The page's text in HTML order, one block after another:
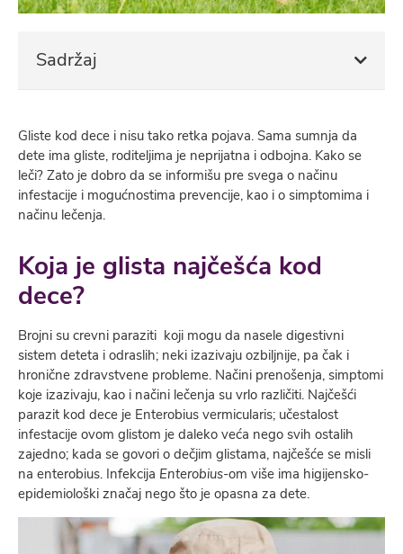
Sadržaj
Gliste kod dece i nisu tako retka pojava. Sama sumnja da
dete ima gliste, roditeljima je neprijatna i odbojna. Kako se
leči? Zato je dobro da se informišu pre svega o načinu
infestacije i mogućnostima prevencije, kao i o simptomima i
načinu lečenja.
Koja je glista najčešća kod
dece?
Brojni su crevni paraziti koji mogu da nasele digestivni
sistem deteta i odraslih; neki izazivaju ozbiljnije, pa čak i
hronične zdravstvene probleme. Načini prenošenja, simptomi
koje izazivaju, kao i načini lečenja su vrlo različiti. Najčešći
parazit kod dece je Enterobius vermicularis; učestalost
infestacije ovom glistom je daleko veća nego svih ostalih
zajedno; kada se govori o dečjim glistama, najčešće se misli
na enterobius. Infekcija Enterobius-om više ima higijensko-
epidemiološki značaj nego što je opasna za dete.